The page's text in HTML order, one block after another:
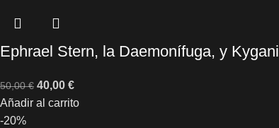
Ephrael Stern, la Daemonífuga, y Kyganil
50,00€ 40,00 €
Añadir al carrito
-20%